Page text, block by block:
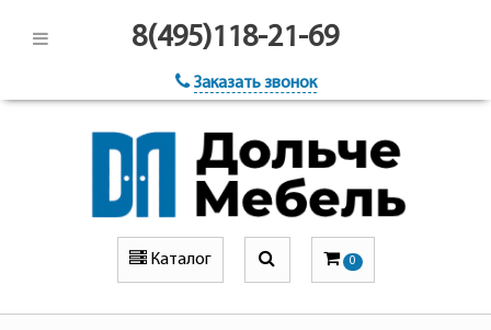
8(495)118-21-69
Заказать звонок
Каталог 0